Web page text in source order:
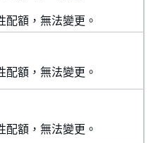
配額，無法變更。
配額，無法變更。
配額，無法變更。